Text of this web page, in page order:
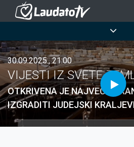
Skoči
sadržaj
30.09.2025., 21:00
VIJESTI IZ SVETE
OTKRIVENA JE NAJVEĆA
IZGRADITI JUDEJSKI